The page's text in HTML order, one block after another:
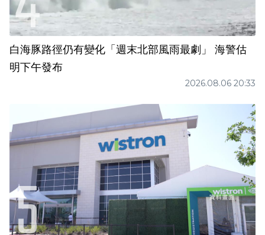
白海豚路徑仍有變化「週末北部風雨最劇」 海警估
明下午發布
2026.08.06 20:33